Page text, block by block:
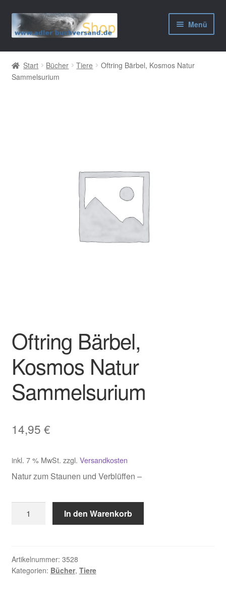
Zur
Navigation
Zum
Inhalt
Menü
AGB
Widerrufsbelehrung
Start Bücher Tiere
Oftring Bärbel, Kosmos Natur
Sammelsurium
Oftring Bärbel,
Kosmos Natur
Sammelsurium
14,95 €
inkl. 7 % MwSt. zzgl. Versandkosten
Natur zum Staunen und Verblüffen –
Bärbel,
Sammelsurium
Menge
In den Warenkorb
Artikelnummer: 3528
Kategorien: Bücher, Tiere